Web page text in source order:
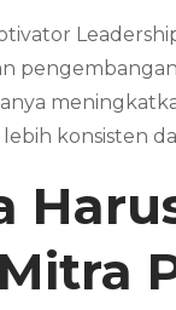
konsisten